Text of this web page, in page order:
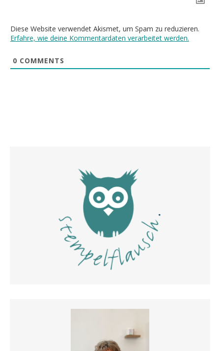
Diese Website verwendet Akismet, um Spam zu reduzieren.
Erfahre, wie deine Kommentardaten verarbeitet werden.
0 COMMENTS